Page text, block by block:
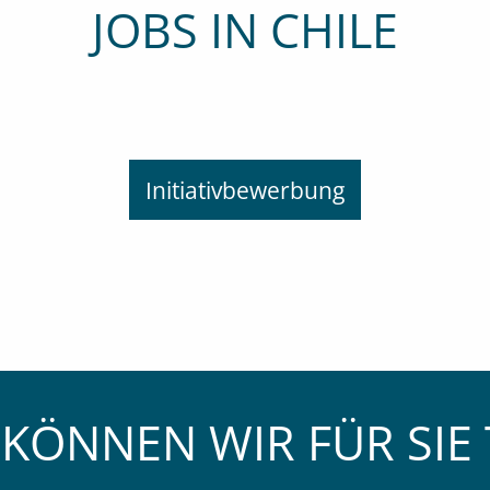
JOBS IN CHILE
Initiativbewerbung
WIR FÜR SIE